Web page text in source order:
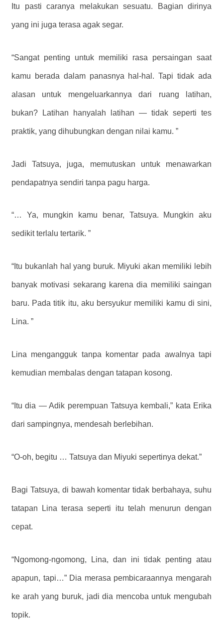
Itu pasti caranya melakukan sesuatu. Bagian dirinya
yang ini juga terasa agak segar.
“Sangat penting untuk memiliki rasa persaingan saat
kamu berada dalam panasnya hal-hal. Tapi tidak ada
alasan untuk mengeluarkannya dari ruang latihan,
bukan? Latihan hanyalah latihan — tidak seperti tes
praktik, yang dihubungkan dengan nilai kamu. ”
Jadi Tatsuya, juga, memutuskan untuk menawarkan
pendapatnya sendiri tanpa pagu harga.
“… Ya, mungkin kamu benar, Tatsuya. Mungkin aku
sedikit terlalu tertarik. ”
“Itu bukanlah hal yang buruk. Miyuki akan memiliki lebih
banyak motivasi sekarang karena dia memiliki saingan
baru. Pada titik itu, aku bersyukur memiliki kamu di sini,
Lina. ”
Lina mengangguk tanpa komentar pada awalnya tapi
kemudian membalas dengan tatapan kosong.
“Itu dia — Adik perempuan Tatsuya kembali,” kata Erika
dari sampingnya, mendesah berlebihan.
“O-oh, begitu … Tatsuya dan Miyuki sepertinya dekat.”
Bagi Tatsuya, di bawah komentar tidak berbahaya, suhu
tatapan Lina terasa seperti itu telah menurun dengan
cepat.
“Ngomong-ngomong, Lina, dan ini tidak penting atau
apapun, tapi…” Dia merasa pembicaraannya mengarah
ke arah yang buruk, jadi dia mencoba untuk mengubah
topik.